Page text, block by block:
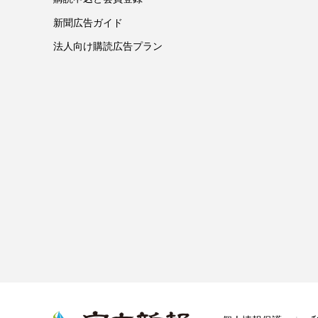
新聞広告ガイド
法人向け購読広告プラン